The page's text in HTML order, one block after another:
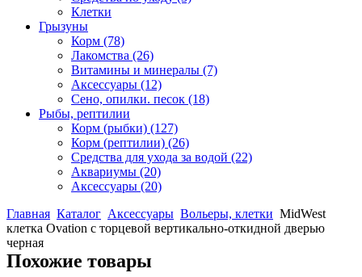
Клетки
Грызуны
Корм (78)
Лакомства (26)
Витамины и минералы (7)
Аксессуары (12)
Сено, опилки. песок (18)
Рыбы, рептилии
Корм (рыбки) (127)
Корм (рептилии) (26)
Средства для ухода за водой (22)
Аквариумы (20)
Аксессуары (20)
Главная Каталог Аксессуары Вольеры, клетки MidWest
клетка Ovation с торцевой вертикально-откидной дверью
черная
Похожие товары